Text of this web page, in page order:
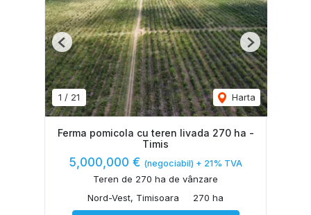
1 / 21 Harta
Previous Next
Ferma pomicola cu teren livada 270 ha -
Timis
5,000,000 € (negociabil) + 21% TVA
Teren de 270 ha de vânzare
Nord-Vest, Timisoara
270 ha